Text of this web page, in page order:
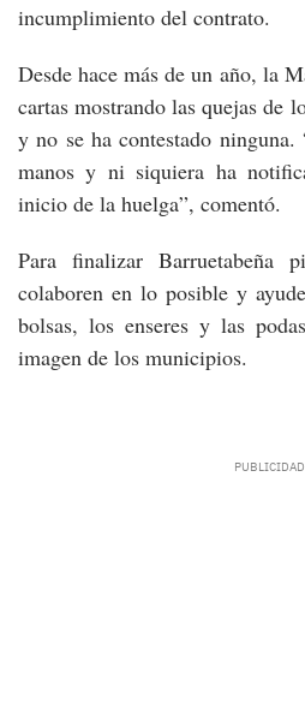
incumplimiento del contrato.
Desde hace más de un año, la
cartas mostrando las quejas de
y no se ha contestado
manos y ni siquiera ha
inicio de la huelga”, comentó.
Para finalizar Barruetabeña
colaboren en lo posible y
bolsas, los enseres y las
imagen de los municipios.